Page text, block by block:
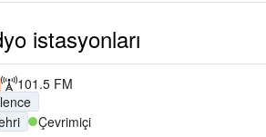
istasyonları
101.5 FM
Çevrimiçi